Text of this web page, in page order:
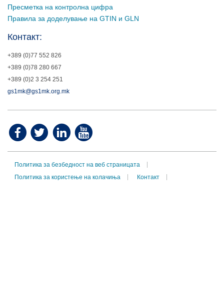
Пресметка на контролна цифра
Правила за доделување на GTIN и GLN
Контакт:
+389 (0)77 552 826
+389 (0)78 280 667
+389 (0)2 3 254 251
gs1mk@gs1mk.org.mk
Политика за безбедност на веб страницата
Политика за користење на колачиња
Контакт